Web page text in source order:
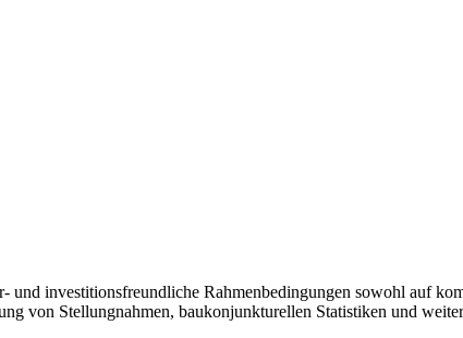
und investitionsfreundliche Rahmenbedingungen sowohl auf
von Stellungnahmen, baukonjunkturellen Statistiken und